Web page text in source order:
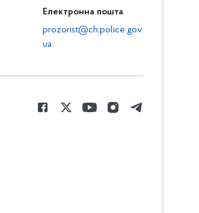
Електронна пошта
prozorist@ch.police.gov.
ua